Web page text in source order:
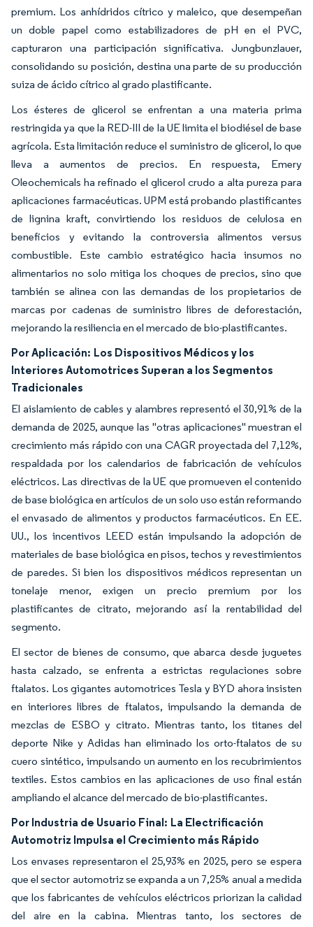
premium. Los anhídridos cítrico y maleico, que desempeñan
un doble papel como estabilizadores de pH en el PVC,
capturaron una participación significativa. Jungbunzlauer,
consolidando su posición, destina una parte de su producción
suiza de ácido cítrico al grado plastificante.
Los ésteres de glicerol se enfrentan a una materia prima
restringida ya que la RED-III de la UE limita el biodiésel de base
agrícola. Esta limitación reduce el suministro de glicerol, lo que
lleva a aumentos de precios. En respuesta, Emery
Oleochemicals ha refinado el glicerol crudo a alta pureza para
aplicaciones farmacéuticas. UPM está probando plastificantes
de lignina kraft, convirtiendo los residuos de celulosa en
beneficios y evitando la controversia alimentos versus
combustible. Este cambio estratégico hacia insumos no
alimentarios no solo mitiga los choques de precios, sino que
también se alinea con las demandas de los propietarios de
marcas por cadenas de suministro libres de deforestación,
mejorando la resiliencia en el mercado de bio-plastificantes.
Por Aplicación: Los Dispositivos Médicos y los
Interiores Automotrices Superan a los Segmentos
Tradicionales
El aislamiento de cables y alambres representó el 30,91% de la
demanda de 2025, aunque las "otras aplicaciones" muestran el
crecimiento más rápido con una CAGR proyectada del 7,12%,
respaldada por los calendarios de fabricación de vehículos
eléctricos. Las directivas de la UE que promueven el contenido
de base biológica en artículos de un solo uso están reformando
el envasado de alimentos y productos farmacéuticos. En EE.
UU., los incentivos LEED están impulsando la adopción de
materiales de base biológica en pisos, techos y revestimientos
de paredes. Si bien los dispositivos médicos representan un
tonelaje menor, exigen un precio premium por los
plastificantes de citrato, mejorando así la rentabilidad del
segmento.
El sector de bienes de consumo, que abarca desde juguetes
hasta calzado, se enfrenta a estrictas regulaciones sobre
ftalatos. Los gigantes automotrices Tesla y BYD ahora insisten
en interiores libres de ftalatos, impulsando la demanda de
mezclas de ESBO y citrato. Mientras tanto, los titanes del
deporte Nike y Adidas han eliminado los orto-ftalatos de su
cuero sintético, impulsando un aumento en los recubrimientos
textiles. Estos cambios en las aplicaciones de uso final están
ampliando el alcance del mercado de bio-plastificantes.
Por Industria de Usuario Final: La Electrificación
Automotriz Impulsa el Crecimiento más Rápido
Los envases representaron el 25,93% en 2025, pero se espera
que el sector automotriz se expanda a un 7,25% anual a medida
que los fabricantes de vehículos eléctricos priorizan la calidad
del aire en la cabina. Mientras tanto, los sectores de